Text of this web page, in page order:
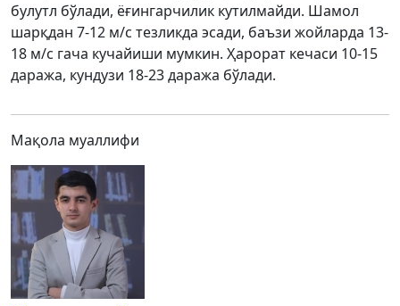
булутл бўлади, ёғингарчилик кутилмайди. Шамол
шарқдан 7-12 м/с тезликда эсади, баъзи жойларда 13-
18 м/с гача кучайиши мумкин. Ҳарорат кечаси 10-15
даража, кундузи 18-23 даража бўлади.
Мақола муаллифи